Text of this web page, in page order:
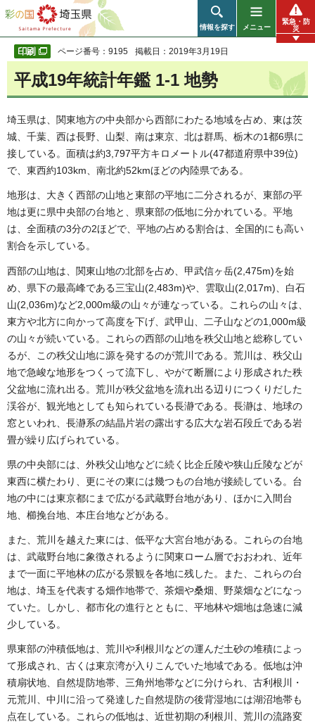
彩の国 埼玉県
情報を探す メニュー
緊急・防
災
ページ番号：9195 掲載日：2019年3月19日
平成19年統計年鑑 1-1 地勢
埼玉県は、関東地方の中央部から西部にわたる地域を占め、東は茨
城、千葉、西は長野、山梨、南は東京、北は群馬、栃木の1都6県に
接している。面積は約3,797平方キロメートル(47都道府県中39位)
で、東西約103km、南北約52kmほどの内陸県である。
地形は、大きく西部の山地と東部の平地に二分されるが、東部の平
地は更に県中央部の台地と、県東部の低地に分かれている。平地
は、全面積の3分の2ほどで、平地の占める割合は、全国的にも高い
割合を示している。
西部の山地は、関東山地の北部を占め、甲武信ヶ岳(2,475m)を始
め、県下の最高峰である三宝山(2,483m)や、雲取山(2,017m)、白石
山(2,036m)など2,000m級の山々が連なっている。これらの山々は、
東方や北方に向かって高度を下げ、武甲山、二子山などの1,000m級
の山々が続いている。これらの西部の山地を秩父山地と総称してい
るが、この秩父山地に源を発するのが荒川である。荒川は、秩父山
地で急峻な地形をつくって流下し、やがて断層により形成された秩
父盆地に流れ出る。荒川が秩父盆地を流れ出る辺りにつくりだした
渓谷が、観光地としても知られている長瀞である。長瀞は、地球の
窓といわれ、長瀞系の結晶片岩の露出する広大な岩石段丘である岩
畳が繰り広げられている。
県の中央部には、外秩父山地などに続く比企丘陵や狭山丘陵などが
東西に横たわり、更にその東には幾つもの台地が接続している。台
地の中には東京都にまで広がる武蔵野台地があり、ほかに入間台
地、櫛挽台地、本庄台地などがある。
また、荒川を越えた東には、低平な大宮台地がある。これらの台地
は、武蔵野台地に象徴されるように関東ローム層でおおわれ、近年
まで一面に平地林の広がる景観を各地に残した。また、これらの台
地は、埼玉を代表する畑作地帯で、茶畑や桑畑、野菜畑などになっ
ていた。しかし、都市化の進行とともに、平地林や畑地は急速に減
少している。
県東部の沖積低地は、荒川や利根川などの運んだ土砂の堆積によっ
て形成され、古くは東京湾が入りこんでいた地域である。低地は沖
積扇状地、自然堤防地帯、三角州地帯などに分けられ、古利根川・
元荒川、中川に沿って発達した自然堤防の後背湿地には湖沼地帯も
点在している。これらの低地は、近世初期の利根川、荒川の流路変